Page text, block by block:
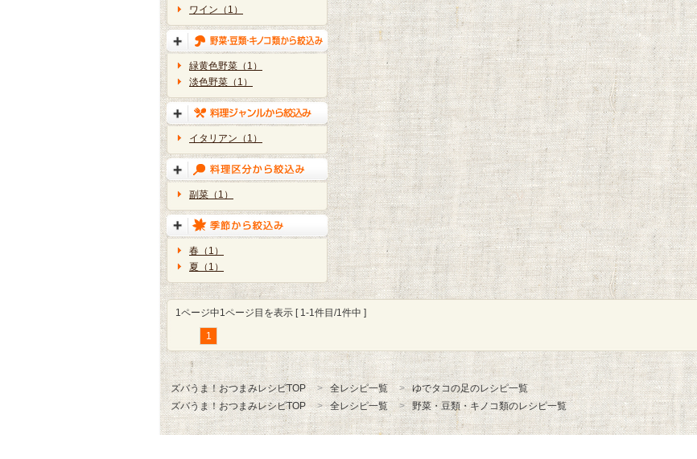
ワイン（1）
緑黄色野菜（1）
淡色野菜（1）
イタリアン（1）
副菜（1）
春（1）
夏（1）
1ページ中1ページ目を表示 [ 1-1件目/1件中 ]
1
ズバうま！おつまみレシピTOP 全レシピ一覧
ゆでタコの足のレシピ一覧
ズバうま！おつまみレシピTOP
全レシピ一覧 野菜・豆類・キノコ類のレシピ一覧